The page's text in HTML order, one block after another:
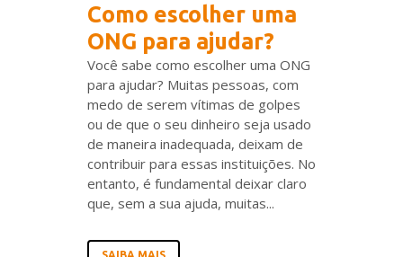
Como escolher uma
ONG para ajudar?
Você sabe como escolher uma ONG
para ajudar? Muitas pessoas, com
medo de serem vítimas de golpes
ou de que o seu dinheiro seja usado
de maneira inadequada, deixam de
contribuir para essas instituições. No
entanto, é fundamental deixar claro
que, sem a sua ajuda, muitas...
SAIBA MAIS